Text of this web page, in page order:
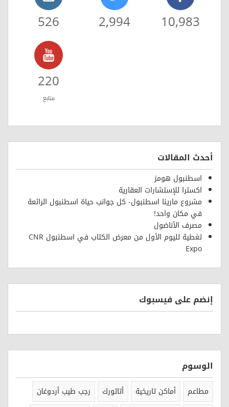
10,983
2,994
526
220
متابع
أحدث المقالات
اسطنبول هومز
اكسترا للإستشارات العقارية
مشروع مارينا اسطنبول- كل جوانب حياة اسطنبول الرائعة
في مكان واحد!
مصرف الأناضول
تغطية لليوم الأول من معرض الكتاب في اسطنبول CNR
Expo
إنضم على فيسبوك
الوسوم
مطاعم أماكن تاريخية أتاتورك
رجب طيب أردوغان